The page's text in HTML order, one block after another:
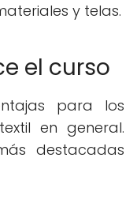
y telas.
el curso
para los
en general.
destacadas